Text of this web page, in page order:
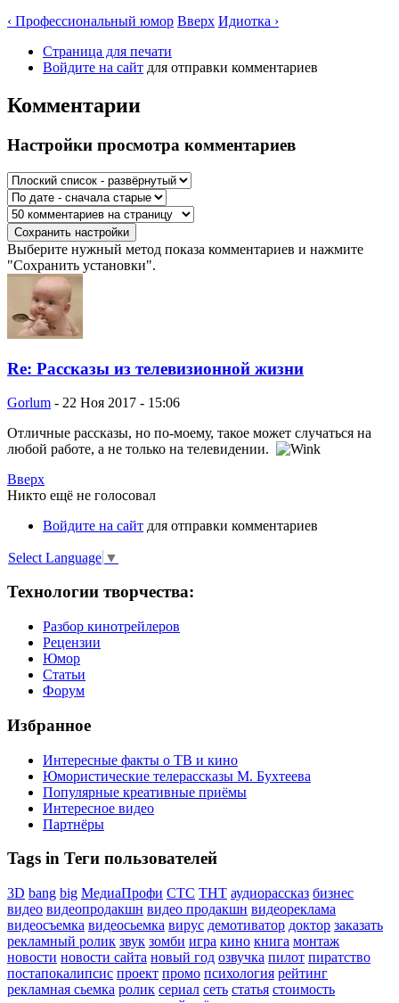
‹ Профессиональный юмор Вверх Идиотка ›
Страница для печати
Войдите на сайт для отправки комментариев
Комментарии
Настройки просмотра комментариев
Выберите нужный метод показа комментариев и нажмите
"Сохранить установки".
Re: Рассказы из телевизионной жизни
Gorlum - 22 Ноя 2017 - 15:06
Отличные рассказы, но по-моему, такое может случаться на
любой работе, а не только на телевидении.
Вверх
Никто ещё не голосовал
Войдите на сайт для отправки комментариев
Select Language ▼
Технологии творчества:
Разбор кинотрейлеров
Рецензии
Юмор
Статьи
Форум
Избранное
Интересные факты о ТВ и кино
Юмористические телерассказы М. Бухтеева
Популярные креативные приёмы
Интересное видео
Партнёры
Tags in Теги пользователей
3D bang big МедиаПрофи СТС ТНТ аудиорассказ бизнес
видео видеопродакшн видео продакшн видеореклама
видеосъемка видеосьемка вирус демотиватор доктор заказать
рекламный ролик звук зомби игра кино книга монтаж
новости новости сайта новый год озвучка пилот пиратство
постапокалипсис проект промо психология рейтинг
рекламная сьемка ролик сериал сеть статья стоимость